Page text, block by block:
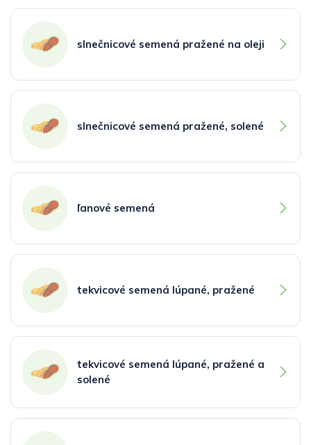
slnečnicové semená pražené na oleji
slnečnicové semená pražené, solené
ľanové semená
tekvicové semená lúpané, pražené
tekvicové semená lúpané, pražené a
solené